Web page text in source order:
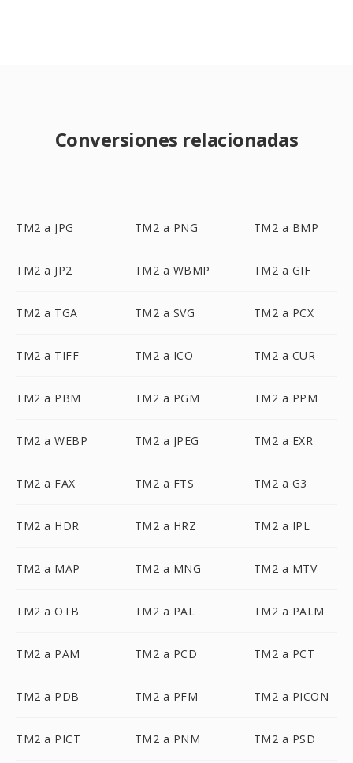
Conversiones relacionadas
TM2 a JPG TM2 a PNG TM2 a BMP
TM2 a JP2 TM2 a WBMP TM2 a GIF
TM2 a TGA TM2 a SVG TM2 a PCX
TM2 a TIFF TM2 a ICO TM2 a CUR
TM2 a PBM TM2 a PGM TM2 a PPM
TM2 a WEBP TM2 a JPEG TM2 a EXR
TM2 a FAX TM2 a FTS TM2 a G3
TM2 a HDR TM2 a HRZ TM2 a IPL
TM2 a MAP TM2 a MNG TM2 a MTV
TM2 a OTB TM2 a PAL TM2 a PALM
TM2 a PAM TM2 a PCD TM2 a PCT
TM2 a PDB TM2 a PFM TM2 a PICON
TM2 a PICT TM2 a PNM TM2 a PSD